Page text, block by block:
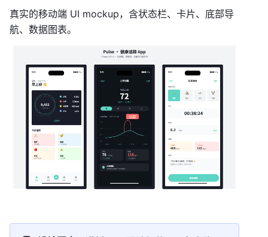
真实的移动端 UI mockup，含状态栏、卡片、底部导
航、数据图表。